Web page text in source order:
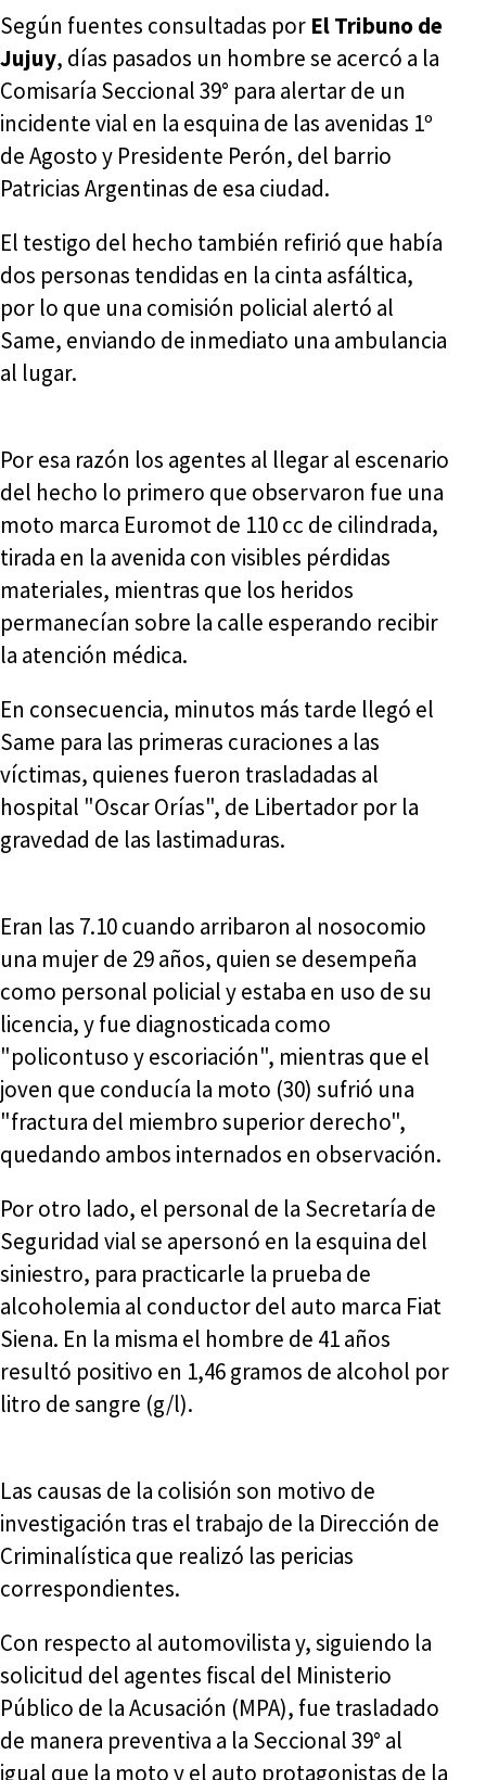
Según fuentes consultadas por El Tribuno de
Jujuy, días pasados un hombre se acercó a la
Comisaría Seccional 39° para alertar de un
incidente vial en la esquina de las avenidas 1º
de Agosto y Presidente Perón, del barrio
Patricias Argentinas de esa ciudad.
El testigo del hecho también refirió que había
dos personas tendidas en la cinta asfáltica,
por lo que una comisión policial alertó al
Same, enviando de inmediato una ambulancia
al lugar.
Por esa razón los agentes al llegar al escenario
del hecho lo primero que observaron fue una
moto marca Euromot de 110 cc de cilindrada,
tirada en la avenida con visibles pérdidas
materiales, mientras que los heridos
permanecían sobre la calle esperando recibir
la atención médica.
En consecuencia, minutos más tarde llegó el
Same para las primeras curaciones a las
víctimas, quienes fueron trasladadas al
hospital "Oscar Orías", de Libertador por la
gravedad de las lastimaduras.
Eran las 7.10 cuando arribaron al nosocomio
una mujer de 29 años, quien se desempeña
como personal policial y estaba en uso de su
licencia, y fue diagnosticada como
"policontuso y escoriación", mientras que el
joven que conducía la moto (30) sufrió una
"fractura del miembro superior derecho",
quedando ambos internados en observación.
Por otro lado, el personal de la Secretaría de
Seguridad vial se apersonó en la esquina del
siniestro, para practicarle la prueba de
alcoholemia al conductor del auto marca Fiat
Siena. En la misma el hombre de 41 años
resultó positivo en 1,46 gramos de alcohol por
litro de sangre (g/l).
Las causas de la colisión son motivo de
investigación tras el trabajo de la Dirección de
Criminalística que realizó las pericias
correspondientes.
Con respecto al automovilista y, siguiendo la
solicitud del agentes fiscal del Ministerio
Público de la Acusación (MPA), fue trasladado
de manera preventiva a la Seccional 39° al
igual que la moto y el auto protagonistas de la